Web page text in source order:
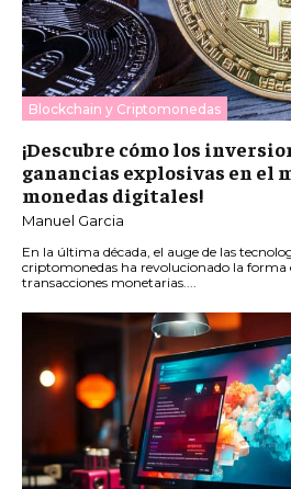
Blockchain y Criptomonedas
¡Descubre cómo los
ganancias explosivas en el
monedas digitales!
Manuel Garcia
En la última década, el auge de las
criptomonedas ha revolucionado la forma
transacciones monetarias....